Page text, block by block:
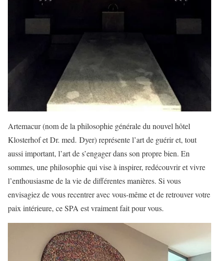
Artemacur (nom de la philosophie générale du nouvel hôtel
Klosterhof et Dr. med. Dyer) représente l’art de guérir et, tout
aussi important, l’art de s’engager dans son propre bien. En
sommes, une philosophie qui vise à inspirer, redécouvrir et vivre
l’enthousiasme de la vie de différentes manières. Si vous
envisagiez de vous recentrer avec vous-même et de retrouver votre
paix intérieure, ce SPA est vraiment fait pour vous.